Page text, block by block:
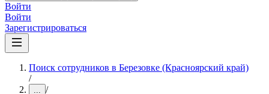
Войти
Войти
Зарегистрироваться
Поиск сотрудников в Березовке (Красноярский край)
/
... /